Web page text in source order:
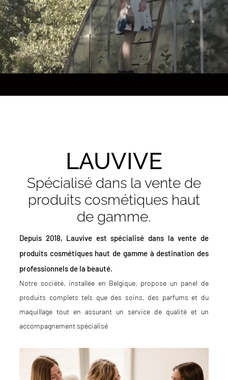
LAUVIVE
Spécialisé dans la vente de
produits cosmétiques haut
de gamme.
Depuis 2018, Lauvive est spécialisé dans la vente de
produits cosmétiques haut de gamme à destination des
professionnels de la beauté.
Notre société, installée en Belgique, propose un panel de
produits complets tels que des soins, des parfums et du
maquillage tout en assurant un service de qualité et un
accompagnement spécialisé